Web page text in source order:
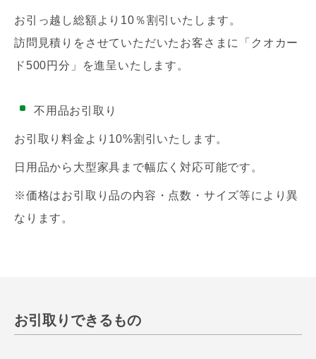
お引っ越し総額より10％割引いたします。
訪問見積りをさせていただいたお客さまに「クオカー
ド500円分」を進呈いたします。
不用品お引取り
お引取り料金より10%割引いたします。
日用品から大型家具まで幅広く対応可能です。
※価格はお引取り品の内容・点数・サイズ等により異
なります。
お引取りできるもの